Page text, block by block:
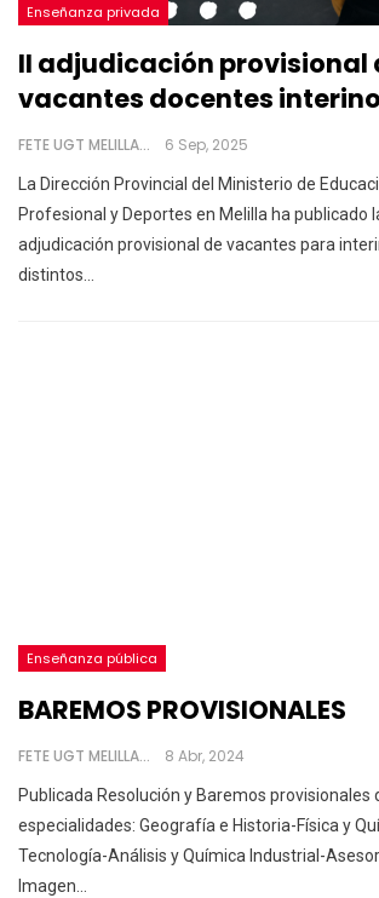
Enseñanza privada
II adjudicación provisional
vacantes docentes
FETE UGT MELILLA 6 Sep, 2025
La Dirección Provincial del Ministerio de
Profesional y Deportes en Melilla ha publicado
adjudicación provisional de vacantes para
distintos
Enseñanza pública
BAREMOS PROVISIONALES
FETE UGT MELILLA 8 Abr, 2024
Publicada Resolución y Baremos provisionales
especialidades: Geografía e Historia-Física y
Tecnología-Análisis y Química Industrial-
Imagen…